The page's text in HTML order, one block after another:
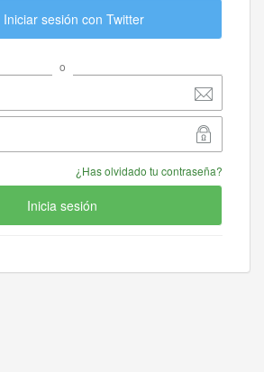
Iniciar sesión con Twitter
o
¿Has olvidado tu contraseña?
Inicia sesión